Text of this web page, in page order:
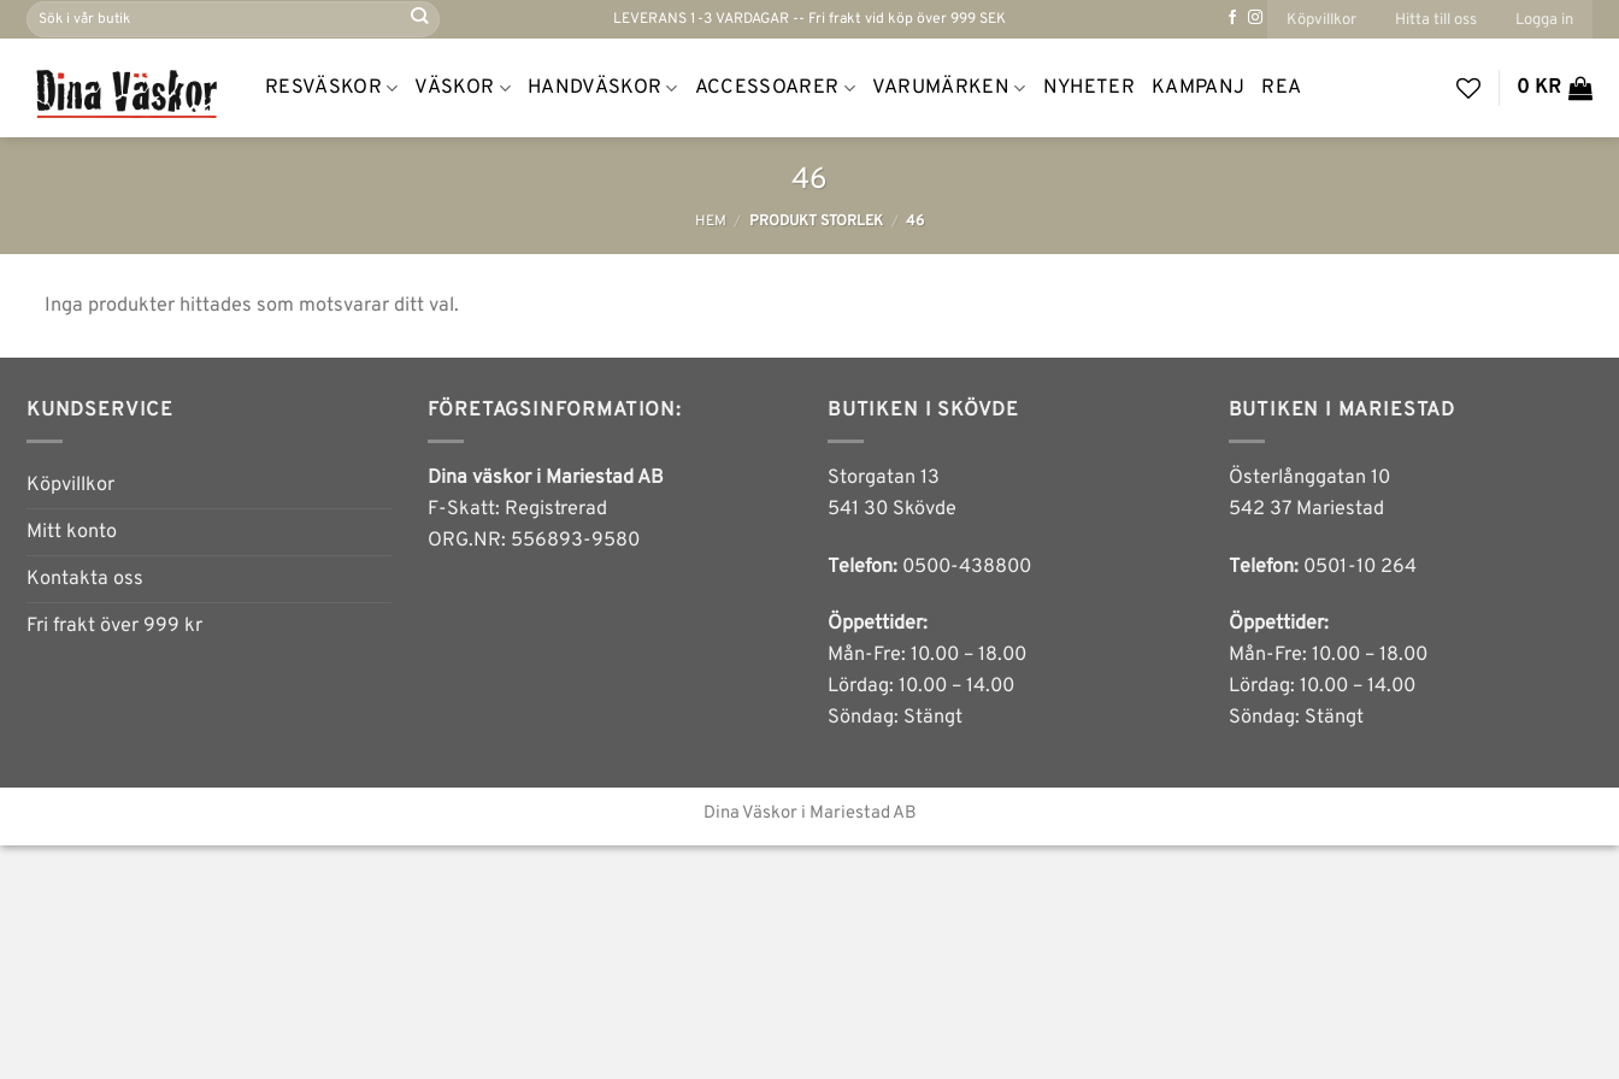
Skip
to
content
Sök
efter:
LEVERANS 1-3 VARDAGAR -- Fri frakt vid köp över 999 SEK Köpvillkor Hitta till oss Logga in
RESVÄSKOR VÄSKOR HANDVÄSKOR ACCESSOARER VARUMÄRKEN NYHETER KAMPANJ REA 0 KR
46
HEM / PRODUKT STORLEK / 46
Inga produkter hittades som motsvarar ditt val.
KUNDSERVICE
Köpvillkor
Mitt konto
Kontakta oss
Fri frakt över 999 kr
FÖRETAGSINFORMATION:
Dina väskor i Mariestad AB
F-Skatt: Registrerad
ORG.NR: 556893-9580
BUTIKEN I SKÖVDE
Storgatan 13
541 30 Skövde
Telefon: 0500-438800
Öppettider:
Mån-Fre: 10.00 – 18.00
Lördag: 10.00 – 14.00
Söndag: Stängt
BUTIKEN I MARIESTAD
Österlånggatan 10
542 37 Mariestad
Telefon: 0501-10 264
Öppettider:
Mån-Fre: 10.00 – 18.00
Lördag: 10.00 – 14.00
Söndag: Stängt
Dina Väskor i Mariestad AB